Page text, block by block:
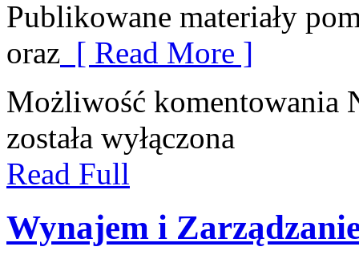
Publikowane materiały
oraz [ Read More ]
Możliwość komentowania
została wyłączona
Read Full
Wynajem i